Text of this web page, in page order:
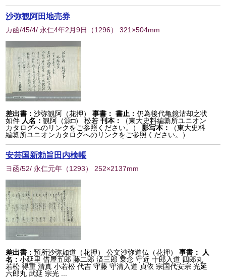
沙弥観阿田地売券
カ函/45/4/ 永仁4年2月9日 （1296） 321×504mm
差出書：沙弥観阿（花押） 事書： 書止：仍為後代亀鏡沽却之状
如件 人名：観阿（源□） 松若 刊本：
（東大史料編纂所ユニオン
カタログへのリンクをご参照ください。）
影写本：
（東大史料
編纂所ユニオンカタログへのリンクをご参照ください。）
安芸国新勅旨田内検帳
ヨ函/52/ 永仁元年 （1293） 252×2137mm
差出書：預所沙弥如道（花押） 公文沙弥道仏（花押） 事書：
人
名：小延里 借屋五郎 藤二郎 済三郎 乗念 守近 十郎入道 四郎丸
若松 得重 清真 小若松 代吉 守藤 守清入道 貞依 宗国代安宗 光延
六郎丸 武延 宗光 ...